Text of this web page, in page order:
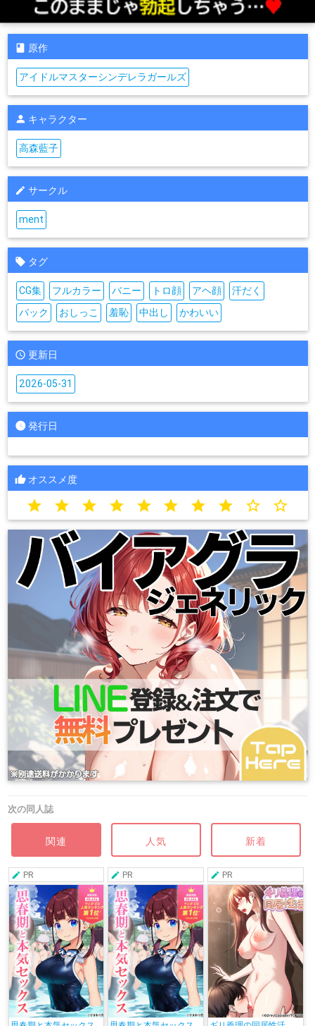
原作
アイドルマスターシンデレラガールズ
キャラクター
高森藍子
サークル
ment
タグ
CG集 フルカラー バニー トロ顔 アヘ顔
汗だく
バック
おしっこ 羞恥 中出し かわいい
更新日
2026-05-31
発行日
オススメ度
star star star star star star star star star_border star_border
次の同人誌
関連 人気 新着
PR PR PR